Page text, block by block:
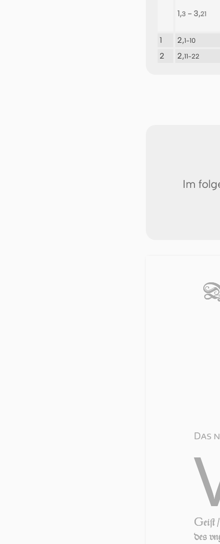
1,3- 3,21
1 2,1-10
2 2,11-22
Im
Das
Geiſt
des